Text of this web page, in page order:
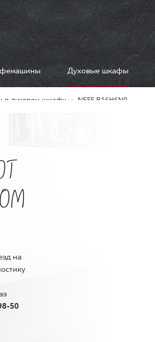
Духовые шкафы
в духовом шкафу NEFF B16H6N0
на
50